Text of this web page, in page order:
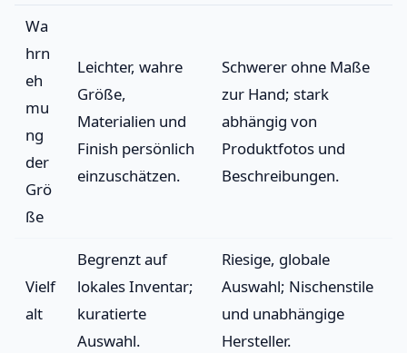
Wa
hrn
eh
mu
ng
der
Grö
ße
Leichter, wahre
Größe,
Materialien und
Finish persönlich
einzuschätzen.
Schwerer ohne Maße
zur Hand; stark
abhängig von
Produktfotos und
Beschreibungen.
Vielf
alt
Begrenzt auf
lokales Inventar;
kuratierte
Auswahl.
Riesige, globale
Auswahl; Nischenstile
und unabhängige
Hersteller.